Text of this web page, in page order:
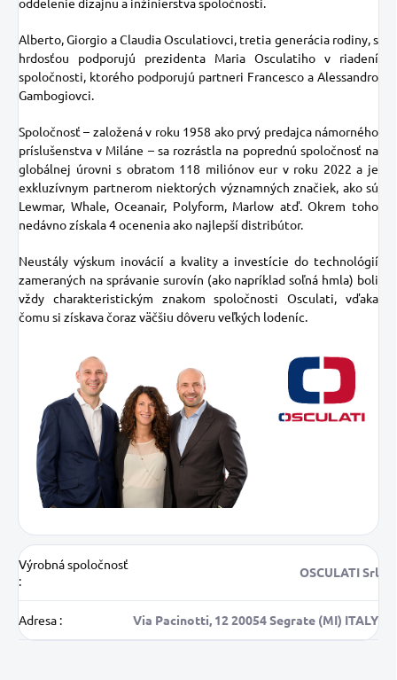
Alberto, Giorgio a Claudia Osculatiovci, tretia generácia rodiny, s
hrdosťou podporujú prezidenta Maria Osculatiho v riadení
spoločnosti, ktorého podporujú partneri Francesco a Alessandro
Gambogiovci.
Spoločnosť – založená v roku 1958 ako prvý predajca námorného
príslušenstva v Miláne – sa rozrástla na poprednú spoločnosť na
globálnej úrovni s obratom 118 miliónov eur v roku 2022 a je
exkluzívnym partnerom niektorých významných značiek, ako sú
Lewmar, Whale, Oceanair, Polyform, Marlow atď. Okrem toho
nedávno získala 4 ocenenia ako najlepší distribútor.
Neustály výskum inovácií a kvality a investície do technológií
zameraných na správanie surovín (ako napríklad soľná hmla) boli
vždy charakteristickým znakom spoločnosti Osculati, vďaka
čomu si získava čoraz väčšiu dôveru veľkých lodeníc.
Výrobná spoločnosť
:
OSCULATI Srl
Adresa : Via Pacinotti, 12 20054 Segrate (MI) ITALY